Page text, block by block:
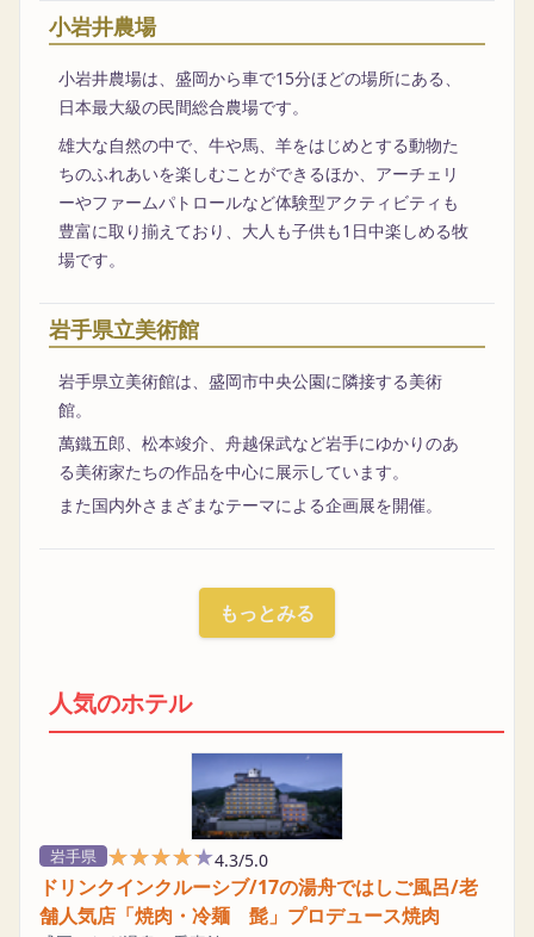
小岩井農場
小岩井農場は、盛岡から車で15分ほどの場所にある、
日本最大級の民間総合農場です。
雄大な自然の中で、牛や馬、羊をはじめとする動物た
ちのふれあいを楽しむことができるほか、アーチェリ
ーやファームパトロールなど体験型アクティビティも
豊富に取り揃えており、大人も子供も1日中楽しめる牧
場です。
岩手県立美術館
岩手県立美術館は、盛岡市中央公園に隣接する美術
館。
萬鐵五郎、松本竣介、舟越保武など岩手にゆかりのあ
る美術家たちの作品を中心に展示しています。
また国内外さまざまなテーマによる企画展を開催。
もっとみる
人気のホテル
岩手県 ★★★★★
★★★★★4.3/5.0
ドリンクインクルーシブ/17の湯舟ではしご風呂/老
舗人気店「焼肉・冷麺 髭」プロデュース焼肉